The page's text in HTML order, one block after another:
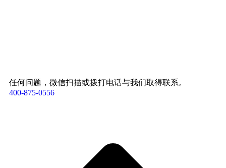
任何问题，微信扫描或拨打电话与我们取得联系。
400-875-0556​